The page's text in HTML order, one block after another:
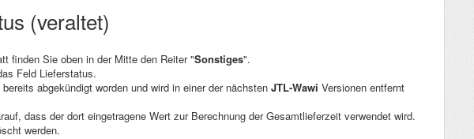
(veraltet)
finden Sie oben in der Mitte den Reiter "Sonstiges".
Feld Lieferstatus.
bereits abgekündigt worden und wird in einer der nächsten JTL-Wawi Versionen entfernt
dass der dort eingetragene Wert zur Berechnung der Gesamtlieferzeit verwendet wird.
werden.